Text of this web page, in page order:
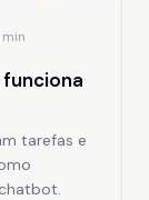
min
funciona
tarefas e